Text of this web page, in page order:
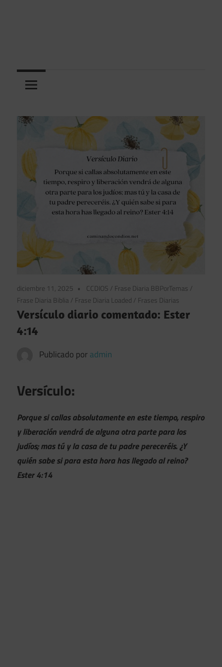
diciembre 11, 2025 CCDIOS / Frase Diaria BBPorTemas /
Frase Diaria Biblia / Frase Diaria Loaded / Frases Diarias
Versículo diario comentado: Ester
4:14
Publicado por admin
Versículo:
Porque si callas absolutamente en este tiempo, respiro
y liberación vendrá de alguna otra parte para los
judíos; mas tú y la casa de tu padre pereceréis. ¿Y
quién sabe si para esta hora has llegado al reino?
Ester 4:14